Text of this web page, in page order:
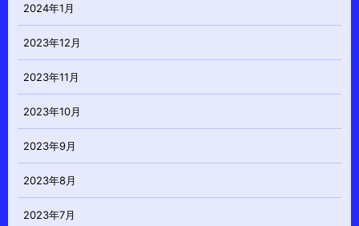
2024年1月
2023年12月
2023年11月
2023年10月
2023年9月
2023年8月
2023年7月